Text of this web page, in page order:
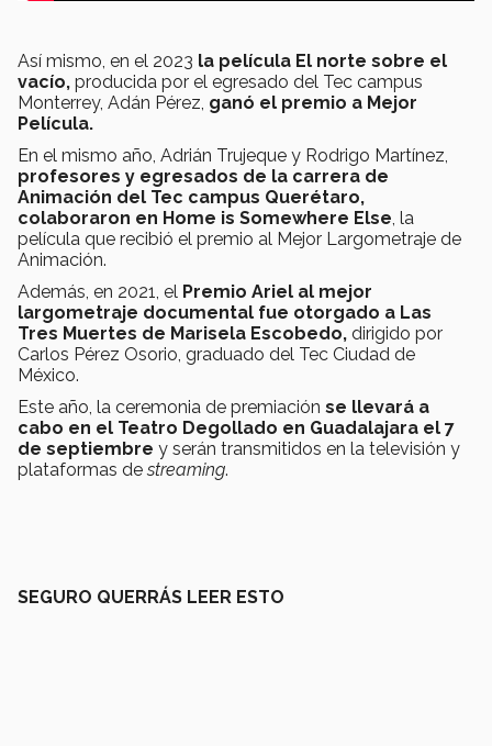
Así mismo, en el 2023 la película El norte sobre el
vacío, producida por el egresado del Tec campus
Monterrey, Adán Pérez, ganó el premio a Mejor
Película.
En el mismo año, Adrián Trujeque y Rodrigo Martínez,
profesores y egresados de la carrera de
Animación del Tec campus Querétaro,
colaboraron en Home is Somewhere Else, la
película que recibió el premio al Mejor Largometraje de
Animación.
Además, en 2021, el Premio Ariel al mejor
largometraje documental fue otorgado a Las
Tres Muertes de Marisela Escobedo, dirigido por
Carlos Pérez Osorio, graduado del Tec Ciudad de
México.
Este año, la ceremonia de premiación se llevará a
cabo en el Teatro Degollado en Guadalajara el 7
de septiembre y serán transmitidos en la televisión y
plataformas destreaming.
SEGURO QUERRÁS LEER ESTO